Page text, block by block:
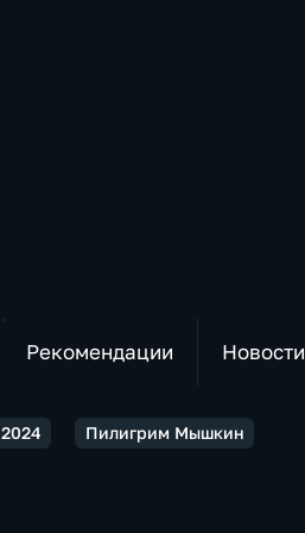
Рекомендации Новости
2024 Пилигрим Мышкин